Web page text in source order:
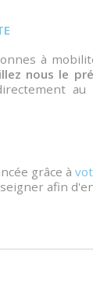
à
nous le
au
grâce à
afin